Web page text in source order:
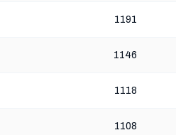
1191
1146
1118
1108